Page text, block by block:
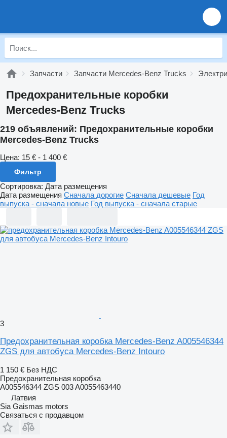
Запчасти Запчасти Mercedes-Benz Trucks
Предохранительные коробки
Mercedes-Benz Trucks
219 объявлений: Предохранительные коробки
Mercedes-Benz Trucks
Цена: 15 € - 1 400 €
Фильтр
Сортировка: Дата размещения
Дата размещения Сначала дорогие Сначала дешевые Год
выпуска - сначала новые Год выпуска - сначала старые
3
Предохранительная коробка Mercedes-Benz A005546344
ZGS для автобуса Mercedes-Benz Intouro
1 150 € Без НДС
Предохранительная коробка
A005546344 ZGS 003 A0055463440
Латвия
Sia Gaismas motors
Связаться с продавцом